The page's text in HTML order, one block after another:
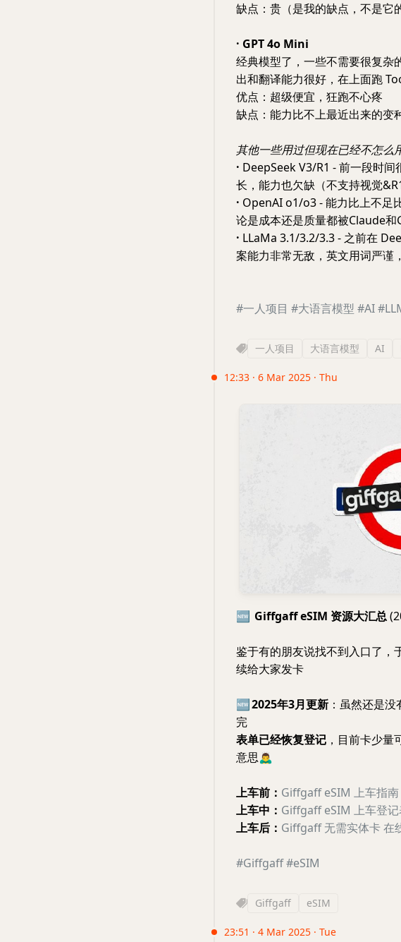
缺点：贵（是我的缺点，不是它
· GPT 4o Mini
经典模型了，一些不需要很复杂
出和翻译能力很好，在上面跑
优点：超级便宜，狂跑不心疼
缺点：能力比不上最近出来的变
其他一些用过但现在已经不怎么
· DeepSeek V3/R1 - 前一段时
长，能力也欠缺（不支持视觉
· OpenAI o1/o3 - 能力比上不足
论是成本还是质量都被Claude
· LLaMa 3.1/3.2/3.3 - 之前在
案能力非常无敌，英文用词严谨
#一人项目 #大语言模型 #AI
一人项目 大语言模型 AI
12:33 · 6 Mar 2025 · Thu
🆕 Giffgaff eSIM 资源大汇总
鉴于有的朋友说找不到入口了，
续给大家发卡
🆕2025年3月更新 ：虽然还是
完
表单已经恢复登记 ，目前卡少
意思🙇‍♂️
上车前： Giffgaff eSIM 上车指南
上车中： Giffgaff eSIM 上车登记
上车后： Giffgaff 无需实体卡 在
#Giffgaff#eSIM
Giffgaff eSIM
23:51 · 4 Mar 2025 · Tue